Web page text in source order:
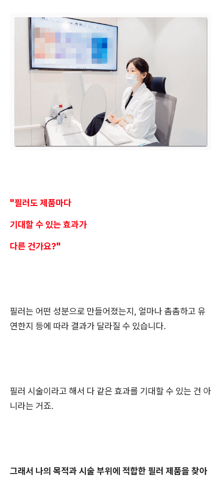
"필러도 제품마다
기대할 수 있는 효과가
다른 건가요?"
필러는 어떤 성분으로 만들어졌는지, 얼마나 촘촘하고 유
연한지 등에 따라 결과가 달라질 수 있습니다.
필러 시술이라고 해서 다 같은 효과를 기대할 수 있는 건 아
니라는 거죠.
그래서 나의 목적과 시술 부위에 적합한 필러 제품을 찾아